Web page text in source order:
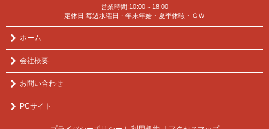
営業時間:10:00～18:00
定休日:毎週水曜日・年末年始・夏季休暇・ＧＷ
ホーム
会社概要
お問い合わせ
PCサイト